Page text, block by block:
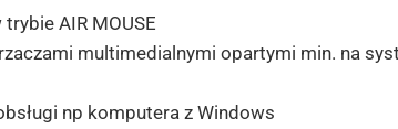
AIR MOUSE
multimedialnymi opartymi min. na
np komputera z Windows